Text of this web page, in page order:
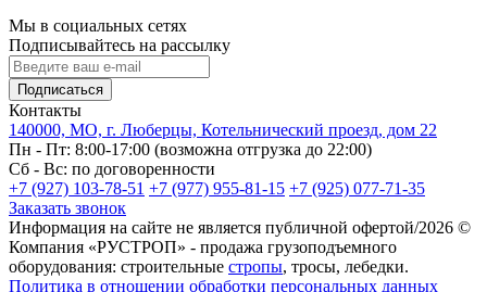
Мы в социальных сетях
Подписывайтесь на рассылку
Подписаться
Контакты
140000, МО, г. Люберцы, Котельнический проезд, дом 22
Пн - Пт: 8:00-17:00 (возможна отгрузка до 22:00)
Сб - Вс: по договоренности
+7 (927) 103-78-51 +7 (977) 955-81-15 +7 (925) 077-71-35
Заказать звонок
Информация на сайте не является публичной офертой/2026 ©
Компания «РУСТРОП» - продажа грузоподъемного
оборудования: строительные стропы, тросы, лебедки.
Политика в отношении обработки персональных данных